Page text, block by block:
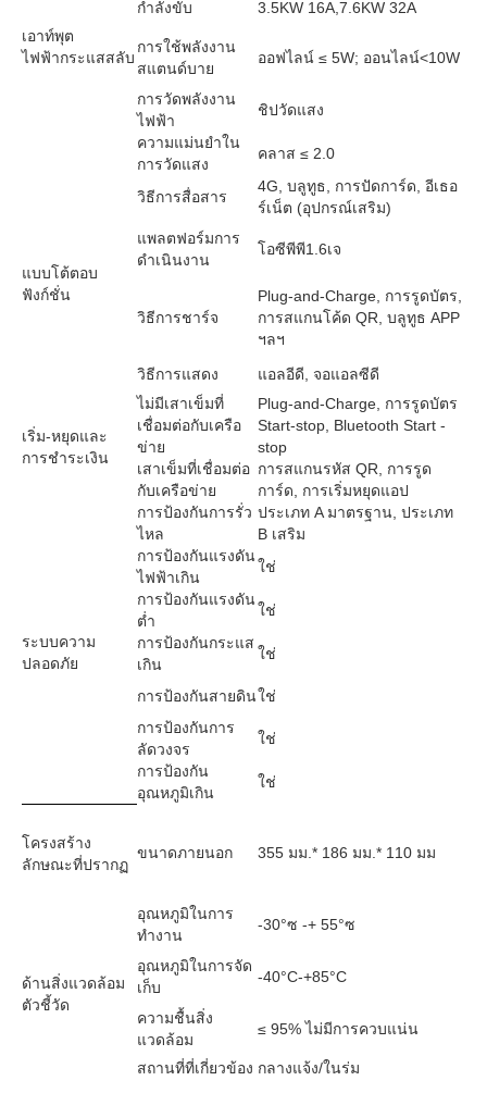
เอาท์พุต
ไฟฟ้ากระแสสลับ
กำลังขับ 3.5KW 16A,7.6KW 32A
การใช้พลังงาน
สแตนด์บาย
ออฟไลน์ ≤ 5W; ออนไลน์<10W
การวัดพลังงาน
ไฟฟ้า
ชิปวัดแสง
ความแม่นยำใน
การวัดแสง
คลาส ≤ 2.0
แบบโต้ตอบ
ฟังก์ชั่น
วิธีการสื่อสาร
4G, บลูทูธ, การปัดการ์ด, อีเธอ
ร์เน็ต (อุปกรณ์เสริม)
แพลตฟอร์มการ
ดำเนินงาน
โอซีพีพี1.6เจ
วิธีการชาร์จ
Plug-and-Charge, การรูดบัตร,
การสแกนโค้ด QR, บลูทูธ APP
ฯลฯ
วิธีการแสดง
แอลอีดี, จอแอลซีดี
เริ่ม-หยุดและ
การชำระเงิน
ไม่มีเสาเข็มที่
เชื่อมต่อกับเครือ
ข่าย
Plug-and-Charge, การรูดบัตร
Start-stop, Bluetooth Start -
stop
เสาเข็มที่เชื่อมต่อ
กับเครือข่าย
การสแกนรหัส QR, การรูด
การ์ด, การเริ่มหยุดแอป
ระบบความ
ปลอดภัย
การป้องกันการรั่ว
ไหล
ประเภท A มาตรฐาน, ประเภท
B เสริม
การป้องกันแรงดัน
ไฟฟ้าเกิน
ใช่
การป้องกันแรงดัน
ต่ำ
ใช่
การป้องกันกระแส
เกิน
ใช่
การป้องกันสายดินใช่
การป้องกันการ
ลัดวงจร
ใช่
การป้องกัน
อุณหภูมิเกิน
ใช่
โครงสร้าง
ลักษณะที่ปรากฏ
ขนาดภายนอก 355 มม.* 186 มม.* 110 มม
ด้านสิ่งแวดล้อม
ตัวชี้วัด
อุณหภูมิในการ
ทำงาน
-30°ซ -+ 55°ซ
อุณหภูมิในการจัด
เก็บ
-40°C-+85°C
ความชื้นสิ่ง
แวดล้อม
≤ 95% ไม่มีการควบแน่น
สถานที่ที่เกี่ยวข้อง กลางแจ้ง/ในร่ม